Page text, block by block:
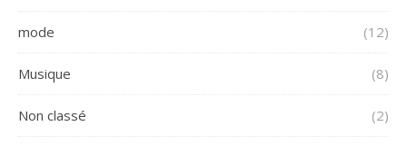
mode (12)
Musique (8)
Non classé (2)